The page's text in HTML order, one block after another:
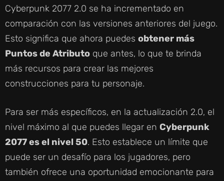
Cyberpunk 2077 2.0 se ha incrementado en
comparación con las versiones anteriores del juego.
Esto significa que ahora puedes obtener más
Puntos de Atributo que antes, lo que te brinda
más recursos para crear las mejores
construcciones para tu personaje.
Para ser más específicos, en la actualización 2.0, el
nivel máximo al que puedes llegar en Cyberpunk
2077 es el nivel 50. Esto establece un límite que
puede ser un desafío para los jugadores, pero
también ofrece una oportunidad emocionante para